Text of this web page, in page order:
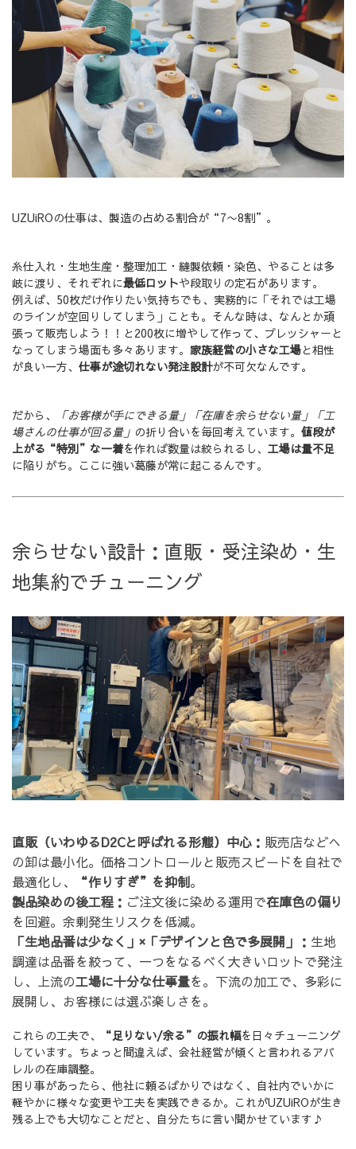
UZUiROの仕事は、製造の占める割合が“7〜8割”。
糸仕入れ・生地生産・整理加工・縫製依頼・染色、やることは多
岐に渡り、それぞれに最低ロットや段取りの定石があります。
例えば、50枚だけ作りたい気持ちでも、実務的に「それでは工場
のラインが空回りしてしまう」ことも。そんな時は、なんとか頑
張って販売しよう！！と200枚に増やして作って、プレッシャーと
なってしまう場面も多々あります。 家族経営の小さな工場と相性
が良い一方、 仕事が途切れない発注設計が不可欠なんです。
だから、
「お客様が手にできる量」「在庫を余らせない量」「工
場さんの仕事が回る量」 の折り合いを毎回考えています。 値段が
上がる“特別”な一着を作れば数量は絞られるし、 工場は量不足
に陥りがち。ここに強い葛藤が常に起こるんです。
余らせない設計：直販・受注染め・生
地集約でチューニング
直販（いわゆるD2Cと呼ばれる形態）中心： 販売店などへ
の卸は最小化。価格コントロールと販売スピードを自社で
最適化し、
“作りすぎ”を抑制。
製品染めの後工程： ご注文後に染める運用で在庫色の偏り
を回避。余剰発生リスクを低減。
「生地品番は少なく」×「デザインと色で多展開」： 生地
調達は品番を絞って、一つをなるべく大きいロットで発注
し、上流の工場に十分な仕事量を。下流の加工で、多彩に
展開し、お客様には選ぶ楽しさを。
これらの工夫で、 “足りない/余る”の振れ幅を日々チューニング
しています。ちょっと間違えば、会社経営が傾くと言われるアパ
レルの在庫調整。
困り事があったら、他社に頼るばかりではなく、自社内でいかに
軽やかに様々な変更や工夫を実践できるか。これがUZUiROが生き
残る上でも大切なことだと、自分たちに言い聞かせています♪